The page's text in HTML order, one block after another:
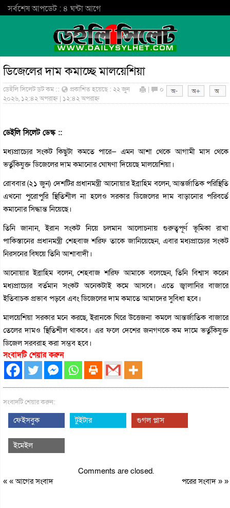
সর্বশেষ আপডেট : ৪ ঘন্টা আগে
ডিজেলের দাম কমাচ্ছে মালয়েশিয়া
ডেইলি সিলেট ডট কম ::
প্রকাশিত হয়েছে : ২২ জুন
২০২৬, ১২:৪২ অপরাহ্ন | ১২:৪২ অপরাহ্ন
| ০
ডেইলি সিলেট ডেস্ক ::
মধ্যপ্রাচ্যের সংকট কিছুটা কমতে পারে— এমন আশা থেকে আগামী মাস থেকে
ভর্তুকিযুক্ত ডিজেলের দাম কমানোর ঘোষণা দিয়েছে মালয়েশিয়া।
রোববার (২১ জুন) দেশটির প্রধানমন্ত্রী আনোয়ার ইব্রাহিম বলেন, আন্তর্জাতিক পরিস্থিতি
এখনো পুরোপুরি স্থিতিশীল না হলেও সরকার ডিজেলের দাম বাড়ানোর পরিবর্তে
কমানোর সিদ্ধান্ত নিয়েছে।
তিনি জানান, ইরান সংকট নিয়ে চলমান আলোচনায় গুরুত্বপূর্ণ ভূমিকা রাখা
পাকিস্তানের প্রধানমন্ত্রী শেহবাজ শরিফ তাকে জানিয়েছেন, এবার মধ্যপ্রাচ্যের সংকট
নিরসনের বিষয়ে তিনি আশাবাদী।
আনোয়ার ইব্রাহিম বলেন, শেহবাজ শরিফ আমাকে বলেছেন, তিনি বিশ্বাস করেন
মধ্যপ্রাচ্যের বর্তমান সংকট অনেকটাই কমে আসবে। এতে জ্বালানির বাজারে
ইতিবাচক প্রভাব পড়বে এবং ডিজেলের দাম কমাতে আমাদের সুবিধা হবে।
মালয়েশিয়া সরকার মনে করছে, ইরানকে ঘিরে উত্তেজনা কমলে আন্তর্জাতিক বাজারে
তেলের দামও স্থিতিশীল থাকবে। এর ফলে দেশের জনগণকে কম দামে ভর্তুকিযুক্ত
ডিজেল সরবরাহ করা সম্ভব হবে।
সংবাদটি শেয়ার করুন
সংবাদটি শেয়ার করুন:
ফেইসবুক টুইটার গুগল প্লাস
ইমেইল
Comments are closed.
« «আগের সংবাদ পরের সংবাদ» »